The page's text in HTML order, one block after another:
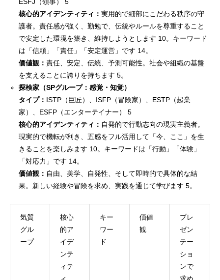
核心的アイデンティティ：実用的で細部にこだわる秩序の守
護者。責任感が強く、勤勉で、伝統やルールを尊重すること
で安定した環境を築き、維持しようとします 10。キーワード
は「信頼」「責任」「安定運営」です 14。
価値観：責任、安定、伝統、予測可能性。社会や組織の基盤
を支えることに誇りを持ちます 5。
探検家（SPグループ：感覚・知覚）
タイプ： ISTP（巨匠）、ISFP（冒険家）、ESTP（起業
家）、ESFP（エンターテイナー） 5
核心的アイデンティティ： 自発的で行動志向の現実主義者。
現実的で機転が利き、五感をフル活用して「今、ここ」を生
きることを楽しみます 10。キーワードは「行動」「体験」
「対応力」です 14。
価値観： 自由、美学、自発性、そして即時的で具体的な結
果。新しい経験や冒険を求め、実践を通じて学びます 5。
気質
グル
ープ
核心
的ア
イデ
ンテ
ィテ
キー
ワー
ド
価値
観
プレ
ゼン
テー
ショ
ンで